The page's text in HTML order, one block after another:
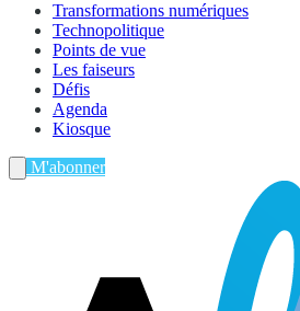
Transformations numériques
Technopolitique
Points de vue
Les faiseurs
Défis
Agenda
Kiosque
M'abonner